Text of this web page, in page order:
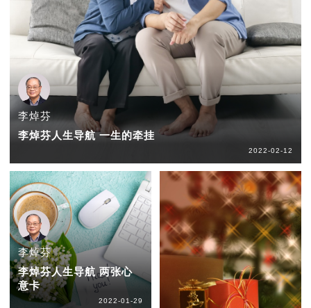
李焯芬
李焯芬人生导航 一生的牵挂
2022-02-12
李焯芬
李焯芬人生导航 两张心
意卡
2022-01-29